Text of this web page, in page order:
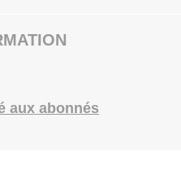
aux abonnés